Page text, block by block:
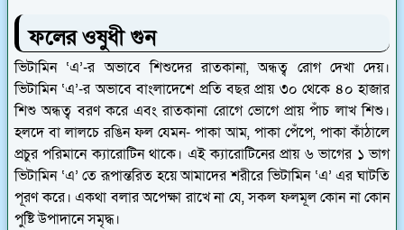
ফলের ওষুধী গুন
ভিটামিন ‘এ’-র অভাবে শিশুদের রাতকানা, অন্ধত্ব রোগ দেখা দেয়।
ভিটামিন ‘এ’-র অভাবে বাংলাদেশে প্রতি বছর প্রায় ৩০ থেকে ৪০ হাজার
শিশু অন্ধত্ব বরণ করে এবং রাতকানা রোগে ভোগে প্রায় পাঁচ লাখ শিশু।
হলদে বা লালচে রঙিন ফল যেমন- পাকা আম, পাকা পেঁপে, পাকা কাঁঠালে
প্রচুর পরিমানে ক্যারোটিন থাকে। এই ক্যারোটিনের প্রায় ৬ ভাগের ১ ভাগ
ভিটামিন ‘এ’ তে রূপান্তরিত হয়ে আমাদের শরীরে ভিটামিন ‘এ’ এর ঘাটতি
পূরণ করে। একথা বলার অপেক্ষা রাখে না যে, সকল ফলমূল কোন না কোন
পুষ্টি উপাদানে সমৃদ্ধ।